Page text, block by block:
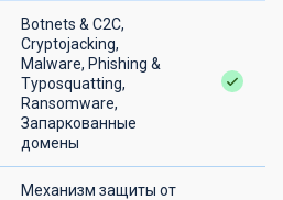
Botnets & C2C,
Cryptojacking,
Malware, Phishing &
Typosquatting,
Ransomware,
Запаркованные
домены
Механизм защиты от